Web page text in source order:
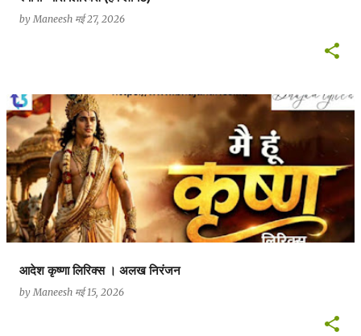
byManeesh मई 27, 2026
आदेश कृष्णा लिरिक्स । अलख निरंजन
byManeesh मई 15, 2026